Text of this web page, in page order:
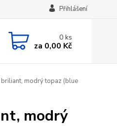
Přihlášení
0ks
za 0,00 Kč
modrý topaz (blue
modrý